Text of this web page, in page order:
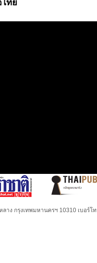
ทย
าง กรุงเทพมหานครฯ 10310 เบอร์